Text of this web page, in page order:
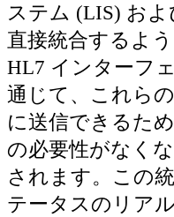
ステム (LIS) お
直接統合するよ
HL7 インターフ
通じて、これら
に送信できるた
の必要性がなく
されます。この
テータスのリア